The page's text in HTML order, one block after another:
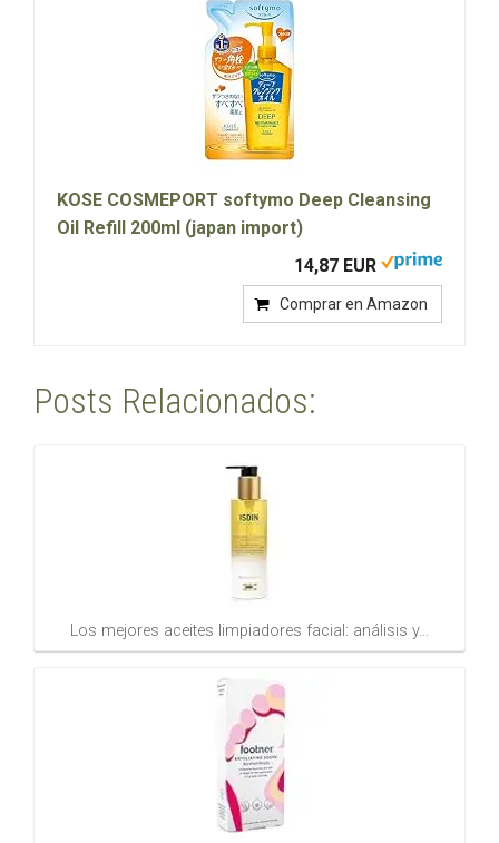
KOSE COSMEPORT softymo Deep Cleansing
Oil Refill 200ml (japan import)
14,87 EUR
Comprar en Amazon
Posts Relacionados:
Los mejores aceites limpiadores facial: análisis y…